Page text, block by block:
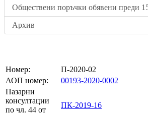
Обществени поръчки обявени преди
Архив
Номер:
П-2020-02
АОП номер:
00193-2020-0002
Пазарни
консултации
по чл. 44 от
ПК-2019-16